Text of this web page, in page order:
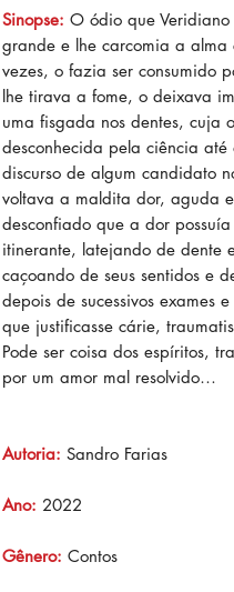
Sinopse: O ódio que
grande e lhe carcomia a
vezes, o fazia ser consumido
lhe tirava a fome, o deixava
uma fisgada nos dentes, cuja
desconhecida pela ciência
discurso de algum candidato
voltava a maldita dor, aguda
desconfiado que a dor
itinerante, latejando de dente
caçoando de seus sentidos e
depois de sucessivos exames
que justificasse cárie,
Pode ser coisa dos espíritos,
por um amor mal resolvido…
Autoria: Sandro Farias
Ano: 2022
Gênero: Contos